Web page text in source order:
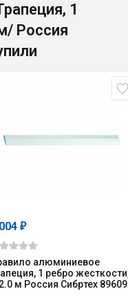
1
Россия
₽
алюминиевое
1 ребро
м Россия Сибртех 89609